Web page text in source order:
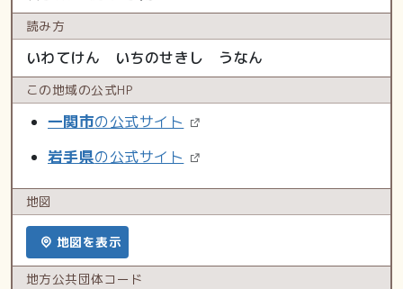
読み方
いわてけん いちのせきし うなん
この地域の公式HP
一関市の公式サイト
岩手県の公式サイト
地図
地図を表示
地方公共団体コード